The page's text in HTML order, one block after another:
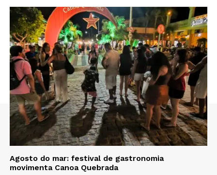
Agosto do mar: festival de gastronomia
movimenta Canoa Quebrada